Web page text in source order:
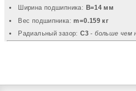
Ширина подшипника: B=14 мм
Вec подшипника: m=0.159 кг
Радиальный зазор:C3- больше чем